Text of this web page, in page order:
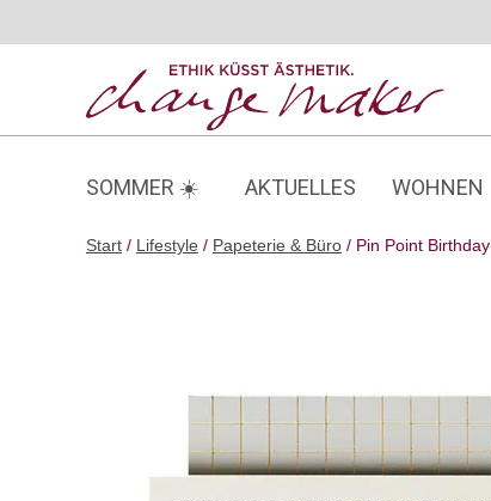
SOMMER ☀️ AKTUELLES WOHNEN
Start / Lifestyle / Papeterie & Büro / Pin Point Birthday